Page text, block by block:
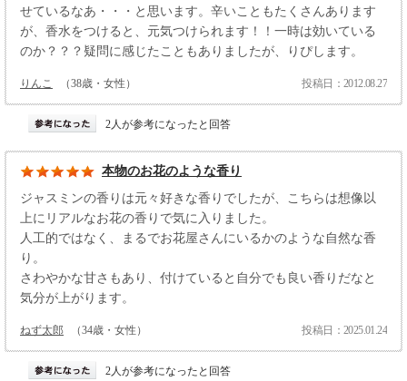
せているなあ・・・と思います。辛いこともたくさんあります
が、香水をつけると、元気つけられます！！一時は効いている
のか？？？疑問に感じたこともありましたが、りぴします。
りんこ （38歳・女性） 投稿日：2012.08.27
2人が参考になったと回答
本物のお花のような香り
ジャスミンの香りは元々好きな香りでしたが、こちらは想像以
上にリアルなお花の香りで気に入りました。
人工的ではなく、まるでお花屋さんにいるかのような自然な香
り。
さわやかな甘さもあり、付けていると自分でも良い香りだなと
気分が上がります。
ねず太郎 （34歳・女性） 投稿日：2025.01.24
2人が参考になったと回答